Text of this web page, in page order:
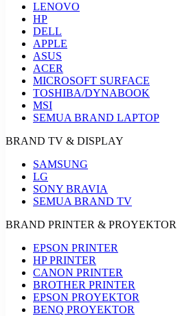
LENOVO
HP
DELL
APPLE
ASUS
ACER
MICROSOFT SURFACE
TOSHIBA/DYNABOOK
MSI
SEMUA BRAND LAPTOP
BRAND TV & DISPLAY
SAMSUNG
LG
SONY BRAVIA
SEMUA BRAND TV
BRAND PRINTER & PROYEKTOR
EPSON PRINTER
HP PRINTER
CANON PRINTER
BROTHER PRINTER
EPSON PROYEKTOR
BENQ PROYEKTOR